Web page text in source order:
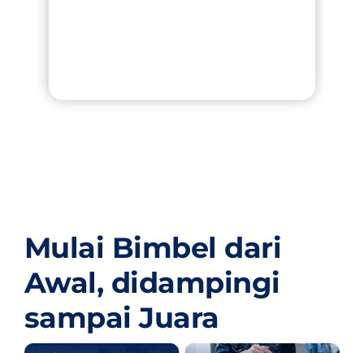
Mulai Bimbel dari
Awal, didampingi
sampai Juara